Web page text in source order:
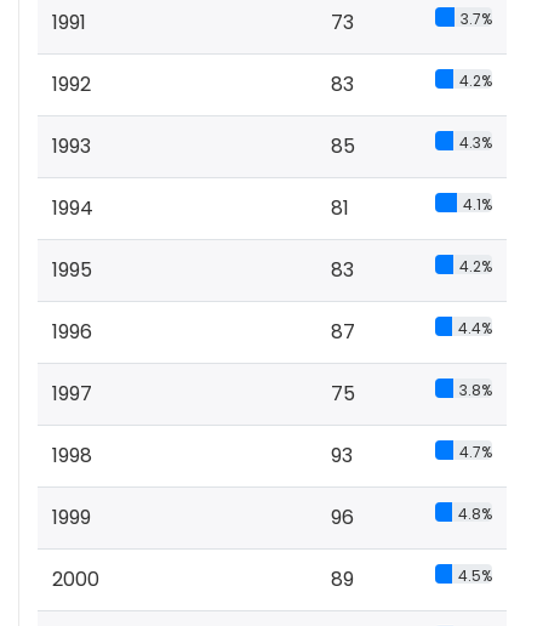
1991 73 3.7%
1992 83 4.2%
1993 85 4.3%
1994 81 4.1%
1995 83 4.2%
1996 87 4.4%
1997 75 3.8%
1998 93 4.7%
1999 96 4.8%
2000 89 4.5%